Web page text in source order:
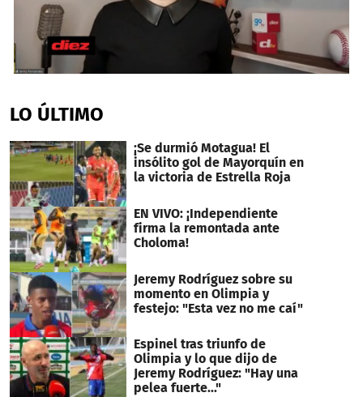
of
4
3
seconds
LO ÚLTIMO
¡Se durmió Motagua! El
insólito gol de Mayorquín en
la victoria de Estrella Roja
EN VIVO: ¡Independiente
firma la remontada ante
Choloma!
Jeremy Rodríguez sobre su
momento en Olimpia y
festejo: "Esta vez no me caí"
Espinel tras triunfo de
Olimpia y lo que dijo de
Jeremy Rodríguez: "Hay una
pelea fuerte..."